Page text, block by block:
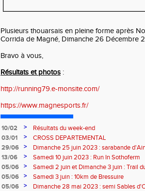
Plusieurs thouarsais en pleine forme après
Corrida de Magné, Dimanche 26 Décembre
Bravo à vous,
Résultats et photos :
http://running79.e-monsite.com/
https://www.magnesports.fr/
10/02 >
Résultats du week-end
03/01
>
CROSS DEPARTEMENTAL
29/06
>
Dimanche 25 juin 2023 : sarabande
13/06
>
Samedi 10 juin 2023 : Run In Sothoferm
05/06
>
Samedi 2 juin et Dimanche 3 juin : Trail
Velay
05/06 >
Samedi 3 juin : 10km de Bressuire
05/06
>
Dimanche 28 mai 2023 : semi Sables